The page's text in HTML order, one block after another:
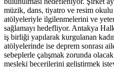
müzik, dans, tiyatro ve resim
atölyeleriyle ilgilenmelerini ve
sağlamayı hedefliyor. Antakya
iş birliği yapılarak kurgulanan
atölyelerinde ise deprem sonrası
sebeplerle çalışmak zorunda
mesleki becerilerini geliştirmek